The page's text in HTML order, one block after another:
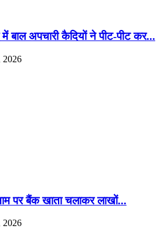
बाल अपचारी कैदियों ने पीट-पीट कर...
2026
पर बैंक खाता चलाकर लाखों...
2026